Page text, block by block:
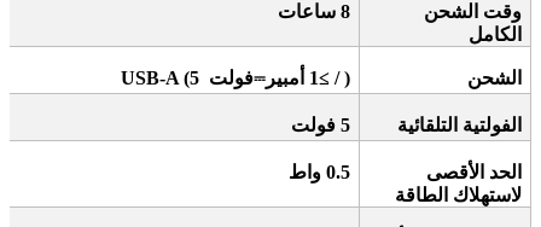
وقت الشحن
الكامل
8 ساعات
الشحن USB-A (5 فولت⎓ / ≥1 أمبير)
الفولتية التلقائية 5 فولت
الحد الأقصى
لاستهلاك الطاقة
0.5 واط